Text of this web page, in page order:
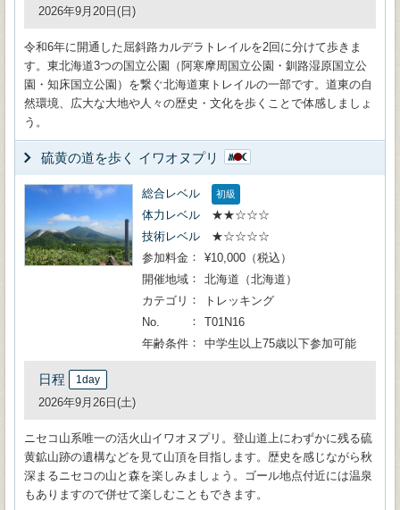
2026年9月20日(日)
令和6年に開通した屈斜路カルデラトレイルを2回に分けて歩きま
す。東北海道3つの国立公園（阿寒摩周国立公園・釧路湿原国立公
園・知床国立公園）を繋ぐ北海道東トレイルの一部です。道東の自
然環境、広大な大地や人々の歴史・文化を歩くことで体感しましょ
う。
硫黄の道を歩く イワオヌプリ
総合レベル 初級
体力レベル
★★☆☆☆
技術レベル
★☆☆☆☆
参加料金
¥10,000（税込）
開催地域
北海道（北海道）
カテゴリ
トレッキング
No.
T01N16
年齢条件
中学生以上75歳以下参加可能
日程 1day
2026年9月26日(土)
ニセコ山系唯一の活火山イワオヌプリ。登山道上にわずかに残る硫
黄鉱山跡の遺構などを見て山頂を目指します。歴史を感じながら秋
深まるニセコの山と森を楽しみましょう。ゴール地点付近には温泉
もありますので併せて楽しむこともできます。